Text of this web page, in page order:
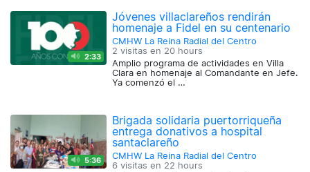
2:33
Jóvenes villaclareños rendirán
homenaje a Fidel en su centenario
CMHW La Reina Radial del Centro
2 visitas en 20 hours
Amplio programa de actividades en Villa
Clara en homenaje al Comandante en Jefe.
Ya comenzó el …
5:36
Brigada solidaria puertorriqueña
entrega donativos a hospital
santaclareño
CMHW La Reina Radial del Centro
6 visitas en 22 hours